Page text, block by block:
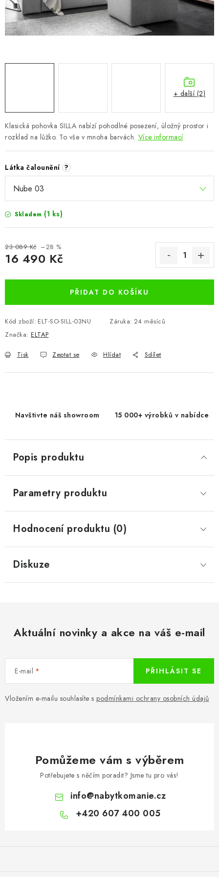
DOPLŇKY A DEKORACE
VÝPRODEJ
Kontakty
Bonusový program NBM+
Klasická pohovka SILLA nabízí pohodlné posezení, úložný prostor i
rozklad na lůžko. To vše v mnoha barvách. Více informací
Látka čalounění ?
Skladem (1 ks)
23 089 Kč –28 %
16 490 Kč
PŘIDAT DO KOŠÍKU
Kód zboží: ELT-SO-SILL-03NU Záruka: 24 měsíců
Značka: ELTAP
Tisk Zeptat se Hlídat Sdílet
+ další (2)
Navštivte náš showroom 15 000+ výrobků v nabídce
Popis produktu
Parametry produktu
Hodnocení produktu (0)
Diskuze
Aktuální novinky a akce na váš e-mail
E-mail
Vložením e-mailu souhlasíte s podmínkami ochrany osobních údajů
PŘIHLÁSIT SE
Pomůžeme vám s výběrem
Potřebujete s něčím poradit? Jsme tu pro vás!
info@nabytkomanie.cz
+420 607 400 005